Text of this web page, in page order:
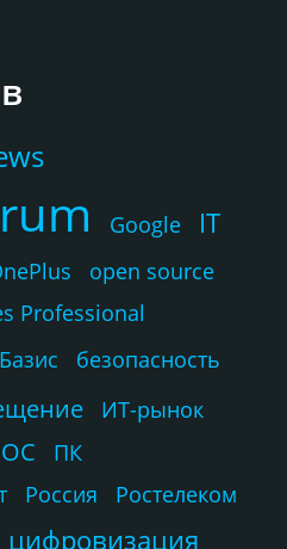
Google IT
open source
Professional
Базис безопасность
ИТ-рынок
ОС
ПК
Россия Ростелеком
цифровизация